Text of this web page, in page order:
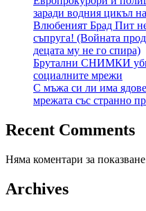
заради водния цикъл
Влюбеният Брад Пит
съпруга! (Войната
децата му не го спира)
Брутални СНИМКИ
социалните мрежи
С мъжа си ли има
мрежата със странно
Recent Comments
Няма коментари за
Archives